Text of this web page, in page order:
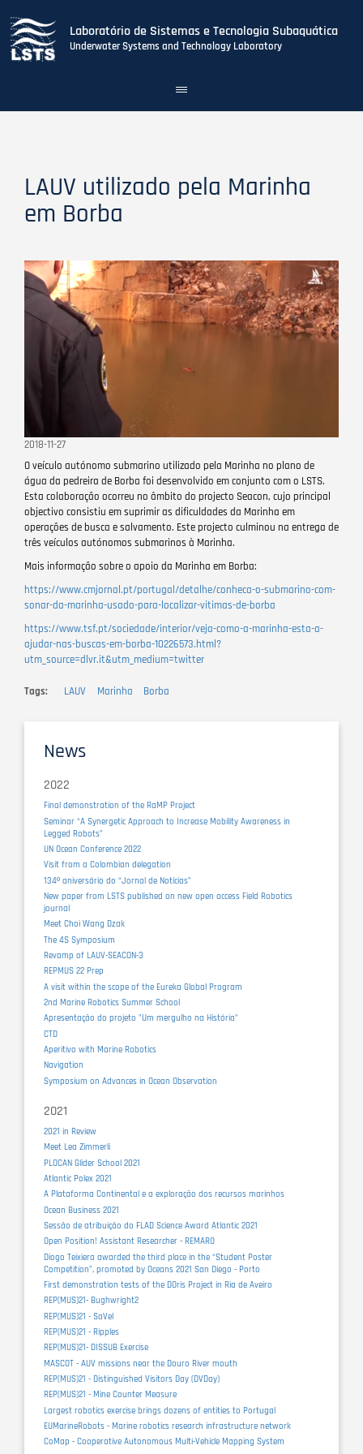
Laboratório de Sistemas e Tecnologia Subaquática
Underwater Systems and Technology Laboratory
Toggle
navigation
LAUV utilizado pela Marinha
em Borba
2018-11-27
O veículo autónomo submarino utilizado pela Marinha no plano de
água da pedreira de Borba foi desenvolvido em conjunto com o LSTS.
Esta colaboração ocorreu no âmbito do projecto Seacon, cujo principal
objectivo consistiu em suprimir as dificuldades da Marinha em
operações de busca e salvamento. Este projecto culminou na entrega de
três veículos autónomos submarinos à Marinha.
Mais informação sobre o apoio da Marinha em Borba:
https://www.cmjornal.pt/portugal/detalhe/conheca-o-submarino-com-
sonar-da-marinha-usado-para-localizar-vitimas-de-borba
https://www.tsf.pt/sociedade/interior/veja-como-a-marinha-esta-a-
ajudar-nas-buscas-em-borba-10226573.html?
utm_source=dlvr.it&utm_medium=twitter
Tags LAUV Marinha Borba
News
2022
Final demonstration of the RaMP Project
Seminar “A Synergetic Approach to Increase Mobility Awareness in
Legged Robots”
UN Ocean Conference 2022
Visit from a Colombian delegation
134º aniversário do “Jornal de Notícias”
New paper from LSTS published on new open access Field Robotics
journal
Meet Choi Wang Dzak
The 4S Symposium
Revamp of LAUV-SEACON-3
REPMUS 22 Prep
A visit within the scope of the Eureka Global Program
2nd Marine Robotics Summer School
Apresentação do projeto "Um mergulho na História"
CTD
Aperitivo with Marine Robotics
Navigation
Symposium on Advances in Ocean Observation
2021
2021 in Review
Meet Lea Zimmerli
PLOCAN Glider School 2021
Atlantic Polex 2021
A Plataforma Continental e a exploração dos recursos marinhos
Ocean Business 2021
Sessão de atribuição do FLAD Science Award Atlantic 2021
Open Position! Assistant Researcher - REMARO
Diogo Teixiera awarded the third place in the “Student Poster
Competition”, promoted by Oceans 2021 San Diego - Porto
First demonstration tests of the DOris Project in Ria de Aveiro
REP(MUS)21- Bughwright2
REP(MUS)21 - SaVel
REP(MUS)21 - Ripples
REP(MUS)21- DISSUB Exercise
MASCOT - AUV missions near the Douro River mouth
REP(MUS)21 - Distinguished Visitors Day (DVDay)
REP(MUS)21 - Mine Counter Measure
Largest robotics exercise brings dozens of entities to Portugal
EUMarineRobots - Marine robotics research infrastructure network
CoMap - Cooperative Autonomous Multi-Vehicle Mapping System